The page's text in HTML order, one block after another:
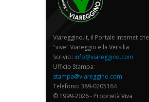
Viareggino.it, il Portale internet che
"vive" Viareggio e la Versilia
Scrivici: info@viareggino.com
Ufficio Stampa:
stampa@viareggino.com
Telefono: 389-0205164
© 1999-2026 - Proprietà Viva